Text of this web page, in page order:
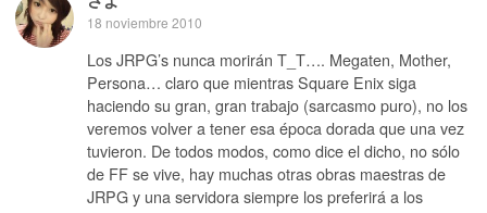
18 noviembre 2010
Los JRPG’s nunca morirán T_T…. Megaten, Mother,
Persona… claro que mientras Square Enix siga
haciendo su gran, gran trabajo (sarcasmo puro), no los
veremos volver a tener esa época dorada que una vez
tuvieron. De todos modos, como dice el dicho, no sólo
de FF se vive, hay muchas otras obras maestras de
JRPG y una servidora siempre los preferirá a los